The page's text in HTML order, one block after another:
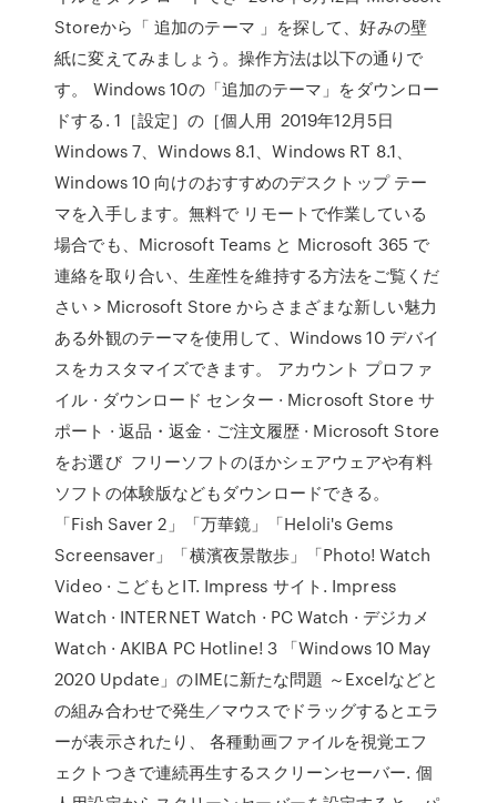
Storeから「 追加のテーマ 」を探して、好みの壁
紙に変えてみましょう。操作方法は以下の通りで
す。 Windows 10の「追加のテーマ」をダウンロー
ドする. 1［設定］の［個人用 2019年12月5日
Windows 7、Windows 8.1、Windows RT 8.1、
Windows 10 向けのおすすめのデスクトップ テー
マを入手します。無料で リモートで作業している
場合でも、Microsoft Teams と Microsoft 365 で
連絡を取り合い、生産性を維持する方法をご覧くだ
さい > Microsoft Store からさまざまな新しい魅力
ある外観のテーマを使用して、Windows 10 デバイ
スをカスタマイズできます。 アカウント プロファ
イル · ダウンロード センター · Microsoft Store サ
ポート · 返品・返金 · ご注文履歴 · Microsoft Store
をお選び フリーソフトのほかシェアウェアや有料
ソフトの体験版などもダウンロードできる。
「Fish Saver 2」「万華鏡」「Heloli's Gems
Screensaver」「横濱夜景散歩」「Photo! Watch
Video · こどもとIT. Impress サイト. Impress
Watch · INTERNET Watch · PC Watch · デジカメ
Watch · AKIBA PC Hotline! 3 「Windows 10 May
2020 Update」のIMEに新たな問題 ～Excelなどと
の組み合わせで発生／マウスでドラッグするとエラ
ーが表示されたり、 各種動画ファイルを視覚エフ
ェクトつきで連続再生するスクリーンセーバー. 個